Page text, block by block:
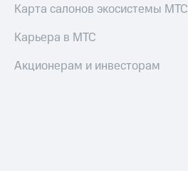
Карта салонов экосистемы МТС
Карьера в МТС
Акционерам и инвесторам